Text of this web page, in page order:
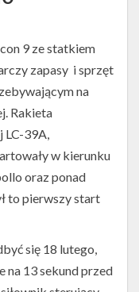
9 ze statkiem
zapasy i sprzęt
na
Rakieta
LC-39A,
w kierunku
oraz ponad
to pierwszy start
się 18 lutego,
na 13 sekund przed